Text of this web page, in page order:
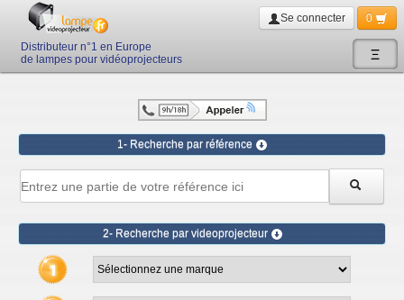
Ξ
Distributeur n°1 en Europe
de lampes pour vidéoprojecteurs
Se connecter 0
1- Recherche par référence
2- Recherche par videoprojecteur